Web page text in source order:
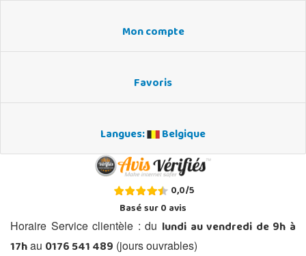
Mon compte
Favoris
Langues: Belgique
0,0/5
Basé sur0avis
Horaire Service clientèle : du lundi au vendredi de 9h à
17hau 0176 541 489 (jours ouvrables)